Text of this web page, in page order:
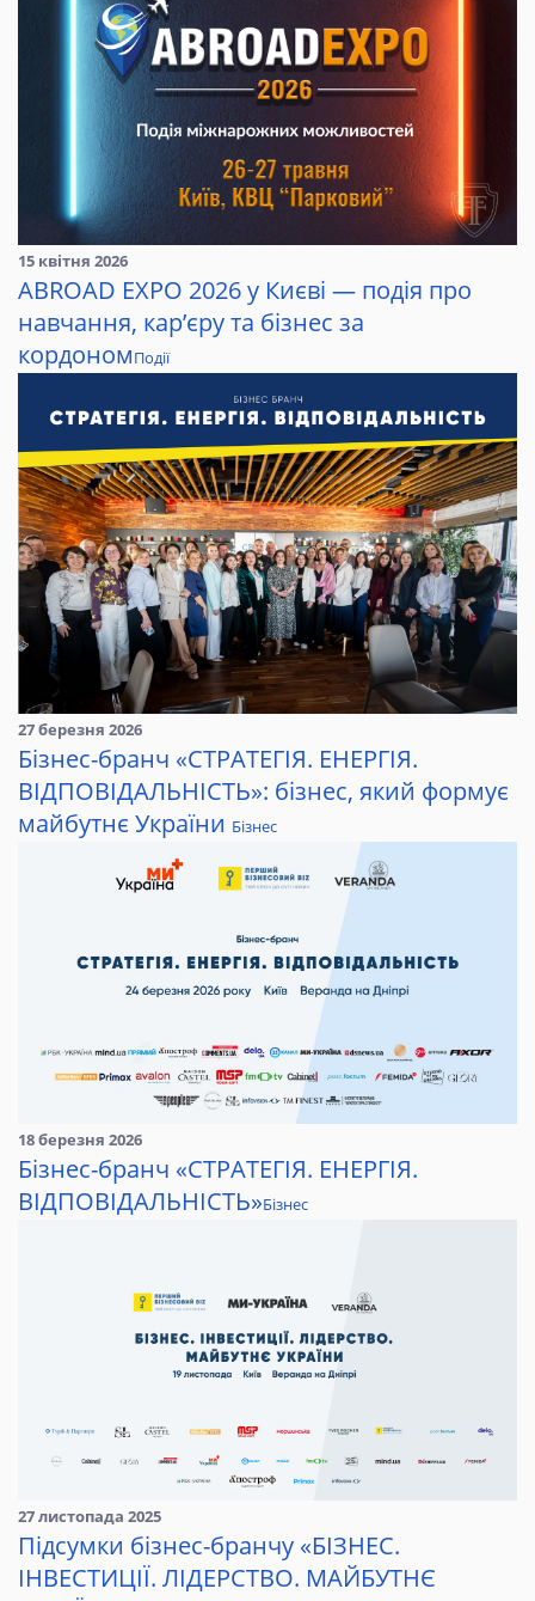
15 квітня 2026
ABROAD EXPO 2026 у Києві — подія про
навчання, кар’єру та бізнес за
кордономПодії
27 березня 2026
Бізнес-бранч «СТРАТЕГІЯ. ЕНЕРГІЯ.
ВІДПОВІДАЛЬНІСТЬ»: бізнес, який формує
майбутнє України Бізнес
18 березня 2026
Бізнес-бранч «СТРАТЕГІЯ. ЕНЕРГІЯ.
ВІДПОВІДАЛЬНІСТЬ»Бізнес
27 листопада 2025
Підсумки бізнес-бранчу «БІЗНЕС.
ІНВЕСТИЦІЇ. ЛІДЕРСТВО. МАЙБУТНЄ